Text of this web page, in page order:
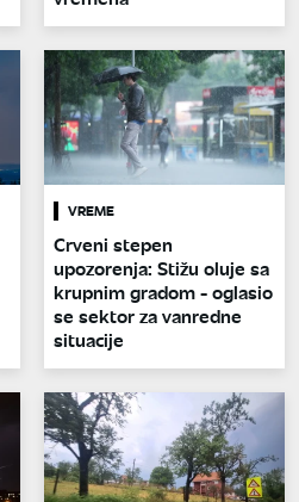
VREME
Crveni stepen
upozorenja: Stižu oluje sa
krupnim gradom - oglasio
se sektor za vanredne
situacije